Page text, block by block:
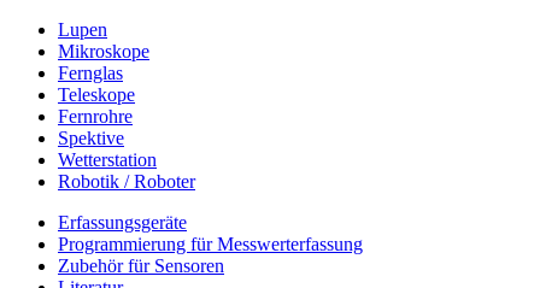
Lupen
Mikroskope
Fernglas
Teleskope
Fernrohre
Spektive
Wetterstation
Robotik / Roboter
Erfassungsgeräte
Programmierung für Messwerterfassung
Zubehör für Sensoren